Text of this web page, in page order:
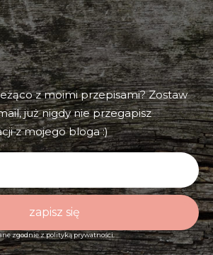
z moimi przepisami? Zostaw
już nigdy nie przegapisz
z mojego bloga :)
zapisz się
zgodnie zpolityką prywatności.